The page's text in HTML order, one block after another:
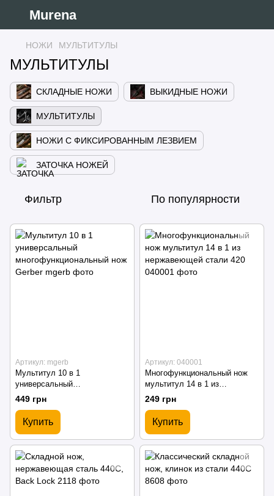
Murena
НОЖИ МУЛЬТИТУЛЫ
МУЛЬТИТУЛЫ
СКЛАДНЫЕ НОЖИ ВЫКИДНЫЕ НОЖИ
МУЛЬТИТУЛЫ
НОЖИ С ФИКСИРОВАННЫМ ЛЕЗВИЕМ
ЗАТОЧКА НОЖЕЙ
Фильтр По популярности
Артикул: mgerb
Мультитул 10 в 1
универсальный
многофункциональный нож
Gerber
449 грн
Купить
Артикул: 040001
Многофункциональный нож
мультитул 14 в 1 из
нержавеющей стали 420
249 грн
Купить